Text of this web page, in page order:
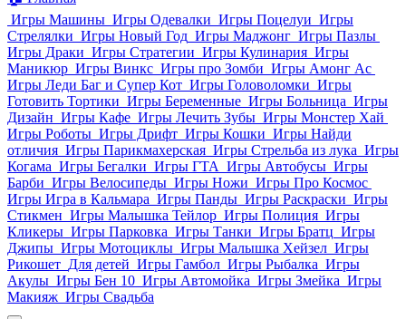
Игры Машины Игры Одевалки Игры Поцелуи Игры
Стрелялки Игры Новый Год Игры Маджонг Игры Пазлы
Игры Драки Игры Стратегии Игры Кулинария Игры
Маникюр Игры Винкс Игры про Зомби Игры Амонг Ас
Игры Леди Баг и Супер Кот Игры Головоломки Игры
Готовить Тортики Игры Беременные Игры Больница Игры
Дизайн Игры Кафе Игры Лечить Зубы Игры Монстер Хай
Игры Роботы Игры Дрифт Игры Кошки Игры Найди
отличия Игры Парикмахерская Игры Стрельба из лука Игры
Когама Игры Бегалки Игры ГТА Игры Автобусы Игры
Барби Игры Велосипеды Игры Ножи Игры Про Космос
Игры Игра в Кальмара Игры Панды Игры Раскраски Игры
Стикмен Игры Малышка Тейлор Игры Полиция Игры
Кликеры Игры Парковка Игры Танки Игры Братц Игры
Джипы Игры Мотоциклы Игры Малышка Хейзел Игры
Рикошет Для детей Игры Гамбол Игры Рыбалка Игры
Акулы Игры Бен 10 Игры Автомойка Игры Змейка Игры
Макияж Игры Свадьба